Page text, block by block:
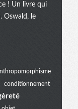
! Un livre qui
Oswald, le
conditionnement